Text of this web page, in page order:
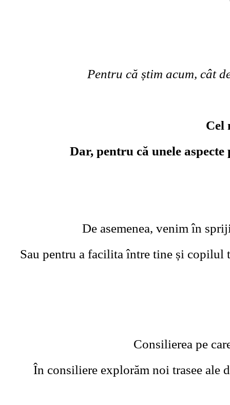
Pentru că știm acum, cât
Cel
Dar, pentru că unele
De asemenea, venim în
Sau pentru a facilita între tine și copilul
Consilierea pe
În consiliere explorăm noi trasee ale